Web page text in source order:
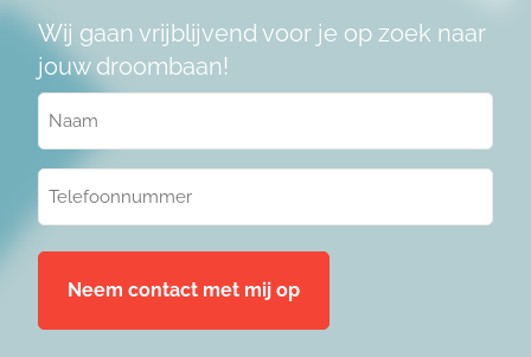
Wij gaan vrijblijvend voor je op zoek naar
jouw droombaan!